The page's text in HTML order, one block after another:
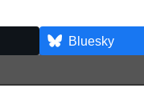
Bluesky